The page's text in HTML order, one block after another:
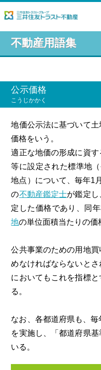
不動産用語集
公示価格
こうじかかく
地価公示法に基づいて
価格をいう。
適正な地価の形成に資
等に設定された標準地
地点）について、毎年1
の不動産鑑定士が鑑定
定した価格であり、同
地の単位面積当たりの価
公共事業のための用地
めなければならないとさ
においてもこれを指標
る。
なお、各都道府県も、
を実施し、「都道府県
いる。